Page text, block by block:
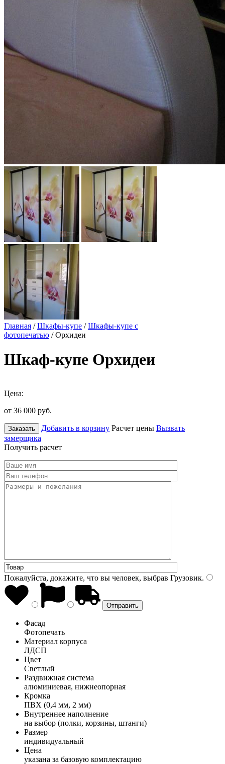
Главная /Шкафы-купе /Шкафы-купе с
фотопечатью / Орхидеи
Шкаф-купе Орхидеи
Цена:
от 36 000 руб.
Заказать Добавить в корзину Расчет цены Вызвать
замерщика
Получить расчет
Пожалуйста, докажите, что вы человек, выбрав Грузовик.
Фасад
Фотопечать
Материал корпуса
ЛДСП
Цвет
Светлый
Раздвижная система
алюминиевая, нижнеопорная
Кромка
ПВХ (0,4 мм, 2 мм)
Внутреннее наполнение
на выбор (полки, корзины, штанги)
Размер
индивидуальный
Цена
указана за базовую комплектацию